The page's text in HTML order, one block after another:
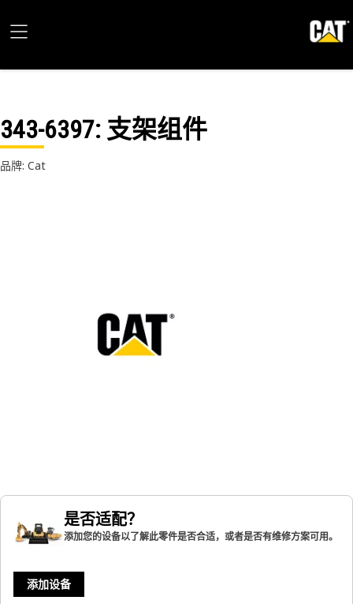
343-6397: 支架组件
品牌: Cat
是否适配？
添加您的设备以了解此零件是否合适，或者是否有维修方案可用。
添加设备